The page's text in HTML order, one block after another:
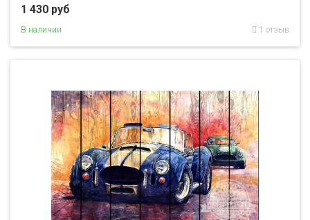
1 430 руб
В наличии 1 отзыв